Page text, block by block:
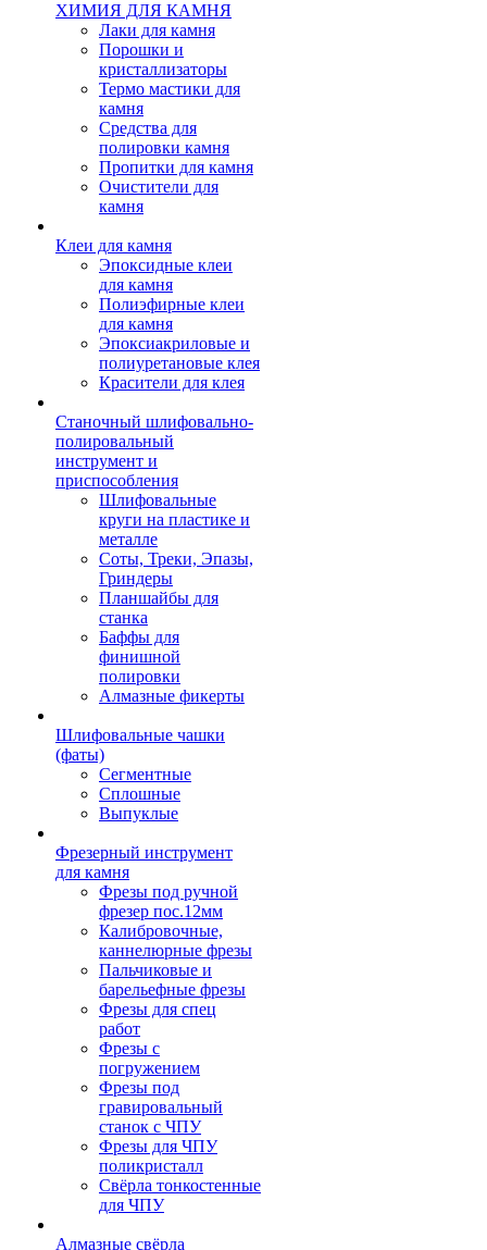
ХИМИЯ ДЛЯ КАМНЯ
Лаки для камня
Порошки и
кристаллизаторы
Термо мастики для
камня
Средства для
полировки камня
Пропитки для камня
Очистители для
камня
Клеи для камня
Эпоксидные клеи
для камня
Полиэфирные клеи
для камня
Эпоксиакриловые и
полиуретановые клея
Красители для клея
Станочный шлифовально-
полировальный
инструмент и
приспособления
Шлифовальные
круги на пластике и
металле
Соты, Треки, Эпазы,
Гриндеры
Планшайбы для
станка
Баффы для
финишной
полировки
Алмазные фикерты
Шлифовальные чашки
(фаты)
Сегментные
Сплошные
Выпуклые
Фрезерный инструмент
для камня
Фрезы под ручной
фрезер пос.12мм
Калибровочные,
каннелюрные фрезы
Пальчиковые и
барельефные фрезы
Фрезы для спец
работ
Фрезы с
погружением
Фрезы под
гравировальный
станок с ЧПУ
Фрезы для ЧПУ
поликристалл
Свёрла тонкостенные
для ЧПУ
Алмазные свёрла